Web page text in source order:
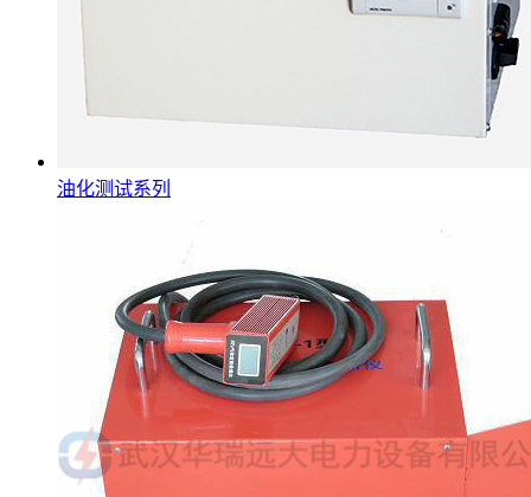
油化测试系列